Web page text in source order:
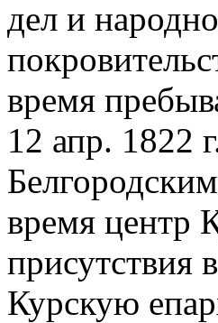
дел и
время
12 апр. 1822
время центр
присутствия
Курскую